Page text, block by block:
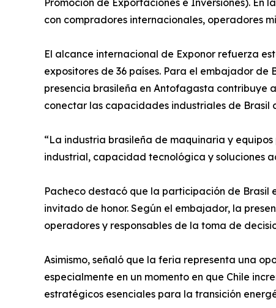
Promoción de Exportaciones e Inversiones).
con compradores internacionales, operadores
El alcance internacional de Exponor refuerza
expositores de 36 países. Para el embajador de
presencia brasileña en Antofagasta contribuye
conectar las capacidades industriales de Brasil
“La industria brasileña de maquinaria y
industrial, capacidad tecnológica y soluciones
Pacheco destacó que la participación de Brasil
invitado de honor. Según el embajador, la
operadores y responsables de la toma de
Asimismo, señaló que la feria representa una
especialmente en un momento en que Chile
estratégicos esenciales para la transición